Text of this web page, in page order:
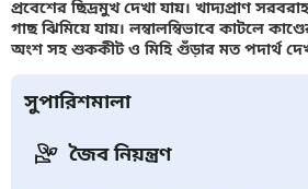
প্রবেশের ছিদ্রমুখ দেখা যায়। খাদ্যপ্রাণ
গাছ ঝিমিয়ে যায়। লম্বালম্বিভাবে কাটলে
অংশ সহ শুককীট ও মিহি গুঁড়ার মত পদার্থ
সুপারিশমালা
জৈব নিয়ন্ত্রণ